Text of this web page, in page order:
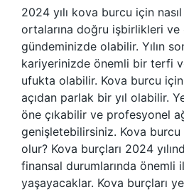
2024 yılı kova burcu için nasıl
ortalarına doğru işbirlikleri ve
gündeminizde olabilir. Yılın
kariyerinizde önemli bir terfi
ufukta olabilir. Kova burcu
açıdan parlak bir yıl olabilir.
öne çıkabilir ve profesyonel
genişletebilirsiniz. Kova
olur? Kova burçları 2024
finansal durumlarında önemli
yaşayacaklar. Kova burçları